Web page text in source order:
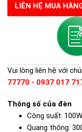
LIÊN HỆ MUA
Vui lòng liên hệ với
77770 - 0937 017
Thông số của đèn
Công suất: 100W
Quang thông: